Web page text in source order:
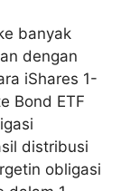
banyak
dengan
iShares 1-
Bond ETF
distribusi
obligasi